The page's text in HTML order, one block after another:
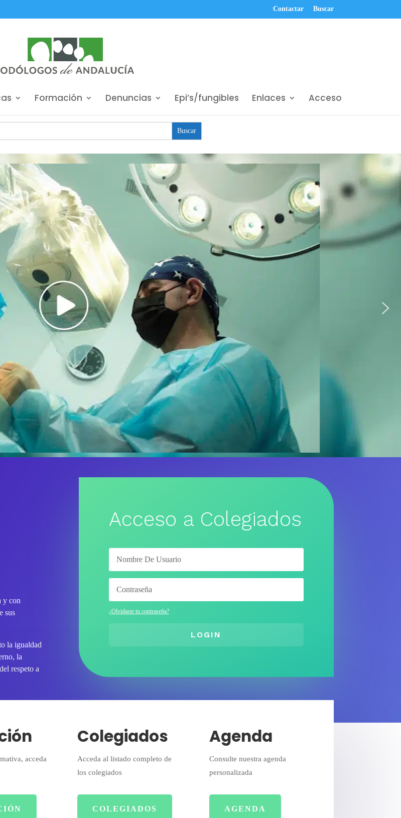
Contactar Buscar
Formación Denuncias Epi’s/fungibles Enlaces Acceso
y con
sus
la igualdad
la
respeto a
Acceso a Colegiados
¿Olvidaste tu contraseña?
LOGIN
acceda
Colegiados
Acceda al listado completo de
los colegiados
COLEGIADOS
Agenda
Consulte nuestra agenda
personalizada
AGENDA